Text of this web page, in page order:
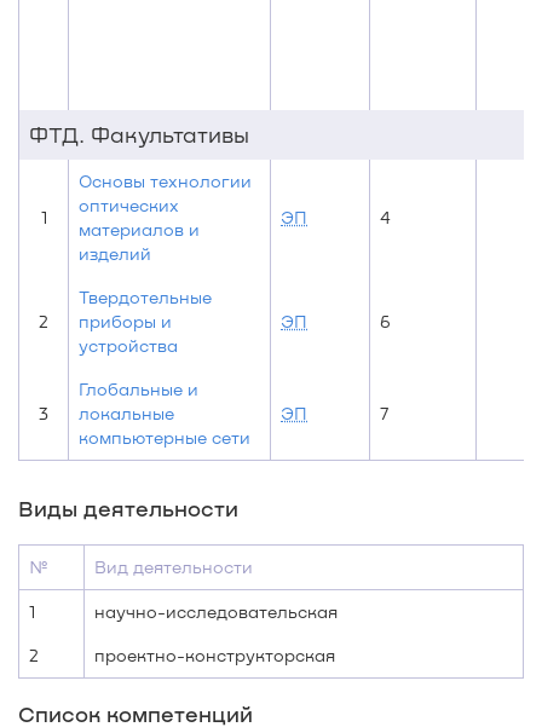
ФТД. Факультативы
1
Основы технологии
оптических
материалов и
изделий
ЭП 4
2
Твердотельные
приборы и
устройства
ЭП 6
3
Глобальные и
локальные
компьютерные сети
ЭП 7
Виды деятельности
№ Вид деятельности
1 научно-исследовательская
2 проектно-конструкторская
Список компетенций